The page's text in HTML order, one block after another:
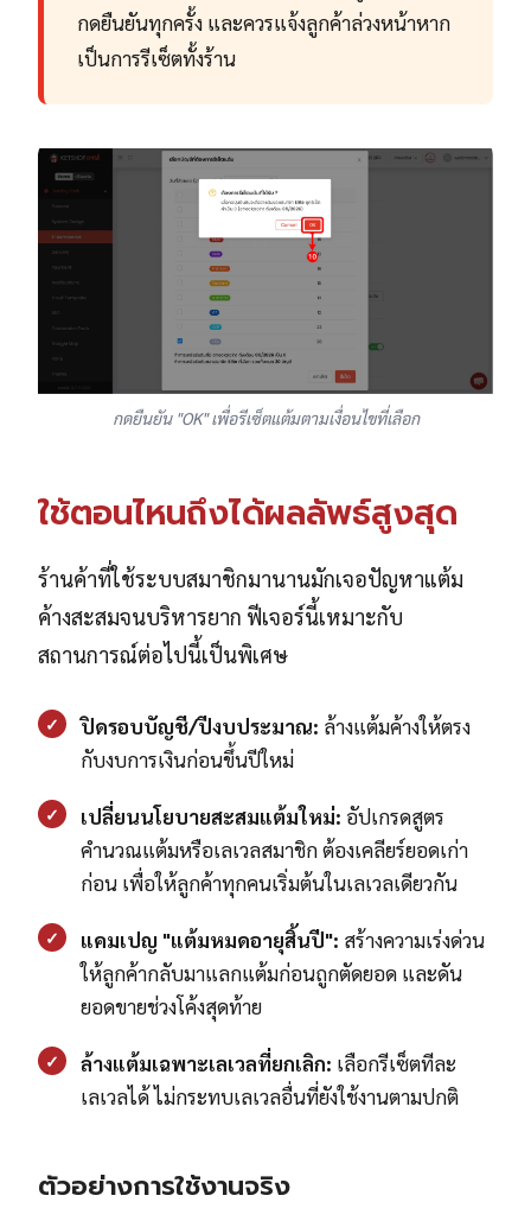
กดยืนยันทุกครั้ง และควรแจ้งลูกค้าล่วงหน้าหาก
เป็นการรีเซ็ตทั้งร้าน
กดยืนยัน "OK" เพื่อรีเซ็ตแต้มตามเงื่อนไขที่เลือก
ใช้ตอนไหนถึงได้ผลลัพธ์สูงสุด
ร้านค้าที่ใช้ระบบสมาชิกมานานมักเจอปัญหาแต้ม
ค้างสะสมจนบริหารยาก ฟีเจอร์นี้เหมาะกับ
สถานการณ์ต่อไปนี้เป็นพิเศษ
✓ ปิดรอบบัญชี/ปีงบประมาณ: ล้างแต้มค้างให้ตรง
กับงบการเงินก่อนขึ้นปีใหม่
✓ เปลี่ยนนโยบายสะสมแต้มใหม่: อัปเกรดสูตร
คำนวณแต้มหรือเลเวลสมาชิก ต้องเคลียร์ยอดเก่า
ก่อน เพื่อให้ลูกค้าทุกคนเริ่มต้นในเลเวลเดียวกัน
✓ แคมเปญ "แต้มหมดอายุสิ้นปี": สร้างความเร่งด่วน
ให้ลูกค้ากลับมาแลกแต้มก่อนถูกตัดยอด และดัน
ยอดขายช่วงโค้งสุดท้าย
✓ ล้างแต้มเฉพาะเลเวลที่ยกเลิก: เลือกรีเซ็ตทีละ
เลเวลได้ ไม่กระทบเลเวลอื่นที่ยังใช้งานตามปกติ
ตัวอย่างการใช้งานจริง